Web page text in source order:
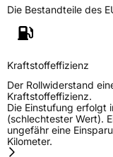
Rollgeräusch (Klasse)
Rollgeräusch (dB)
FahrzeugklasseC1
3PMSF /
EPREL ID
Die Bestandteile des
Kraftstoffeffizienz
Der Rollwiderstand
Kraftstoffeffizienz.
Die Einstufung erfolgt
(schlechtester Wert).
ungefähr eine
Kilometer.